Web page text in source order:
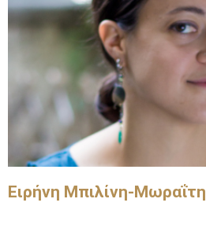
Ειρήνη Μπιλίνη-Μωραΐτη